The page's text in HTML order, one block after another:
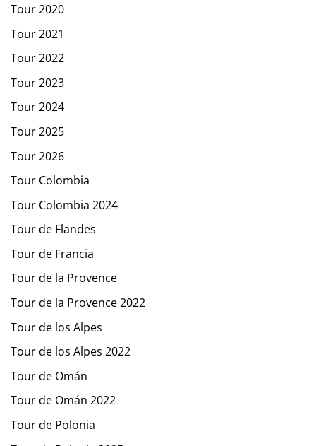
Tour 2020
Tour 2021
Tour 2022
Tour 2023
Tour 2024
Tour 2025
Tour 2026
Tour Colombia
Tour Colombia 2024
Tour de Flandes
Tour de Francia
Tour de la Provence
Tour de la Provence 2022
Tour de los Alpes
Tour de los Alpes 2022
Tour de Omán
Tour de Omán 2022
Tour de Polonia